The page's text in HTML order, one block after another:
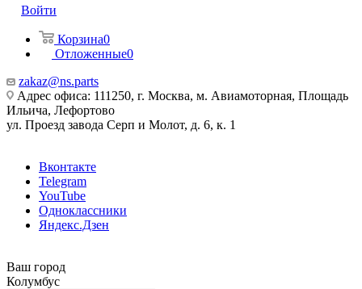
Войти
Корзина0
Отложенные0
zakaz@ns.parts
Адрес офиса: 111250, г. Москва, м. Авиамоторная, Площадь
Ильича, Лефортово
ул. Проезд завода Серп и Молот, д. 6, к. 1
Вконтакте
Telegram
YouTube
Одноклассники
Яндекс.Дзен
Ваш город
Колумбус